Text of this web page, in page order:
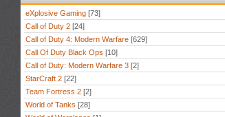
eXplosive Gaming [73]
Call of Duty 2 [24]
Call of Duty 4: Modern Warfare [629]
Call Of Duty Black Ops [10]
Call of Duty: Modern Warfare 3 [2]
StarCraft 2 [22]
Team Fortress 2 [2]
World of Tanks [28]